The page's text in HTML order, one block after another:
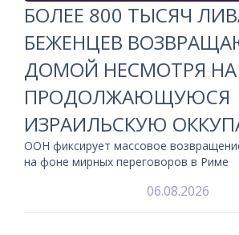
БОЛЕЕ 800 ТЫСЯЧ
БЕЖЕНЦЕВ
ДОМОЙ НЕСМОТРЯ НА
ПРОДОЛЖАЮЩУЮСЯ
ИЗРАИЛЬСКУЮ
ООН фиксирует массовое
на фоне мирных переговоров в Риме
06.08.2026